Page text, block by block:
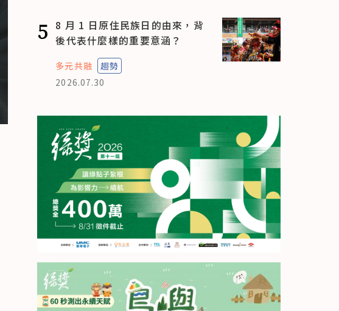
5 8 月 1 日原住民族日的由來，背
後代表什麼樣的重要意涵？
多元共融
趨勢
2026.07.30